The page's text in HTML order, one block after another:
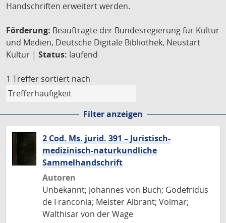
Handschriften erweitert werden.
Förderung: Beauftragte der Bundesregierung für Kultur
und Medien, Deutsche Digitale Bibliothek, Neustart
Kultur | Status: laufend
1 Treffer sortiert nach
Filter anzeigen
2 Cod. Ms. jurid. 391 – Juristisch-
medizinisch-naturkundliche
Sammelhandschrift
Autoren
Unbekannt; Johannes von Buch; Godefridus
de Franconia; Meister Albrant; Volmar;
Walthisar von der Wage